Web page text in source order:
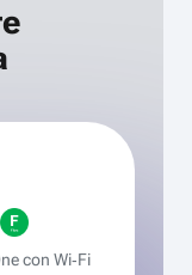
con Wi‑Fi